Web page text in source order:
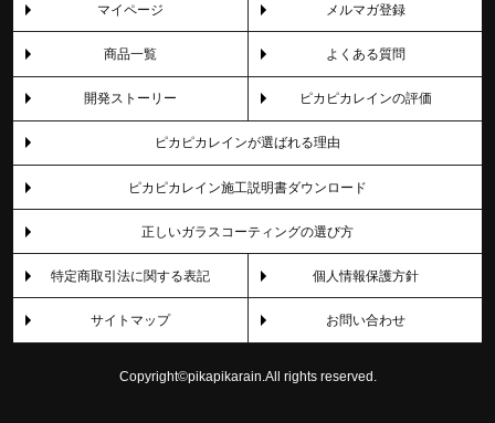
マイページ メルマガ登録
商品一覧 よくある質問
開発ストーリー ピカピカレインの評価
ピカピカレインが選ばれる理由
ピカピカレイン施工説明書ダウンロード
正しいガラスコーティングの選び方
特定商取引法に関する表記 個人情報保護方針
サイトマップ お問い合わせ
Copyright©pikapikarain.All rights reserved.